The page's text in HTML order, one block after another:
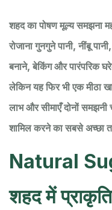
शहद का पोषण मूल्य समझना
रोजाना गुनगुने पानी, नींबू
बनाने, बेकिंग और पारंपरिक
लेकिन यह फिर भी एक मीठा
लाभ और सीमाएँ दोनों
शामिल करने का सबसे अच्छा
Natural
शहद में